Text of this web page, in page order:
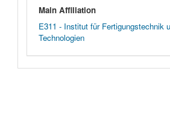
Main Affiliation
E311 - Institut für Fertigungstechnik
Technologien